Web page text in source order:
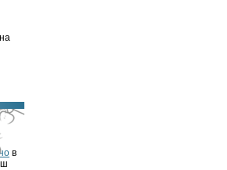
в